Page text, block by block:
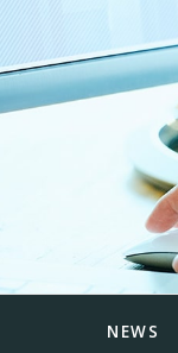
NEWS